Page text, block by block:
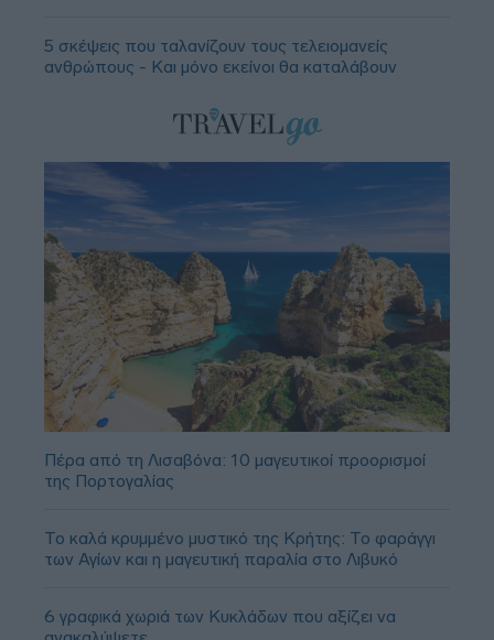
5 σκέψεις που ταλανίζουν τους τελειομανείς
ανθρώπους - Και μόνο εκείνοι θα καταλάβουν
Πέρα από τη Λισαβόνα: 10 μαγευτικοί προορισμοί
της Πορτογαλίας
Το καλά κρυμμένο μυστικό της Κρήτης: Το φαράγγι
των Αγίων και η μαγευτική παραλία στο Λιβυκό
6 γραφικά χωριά των Κυκλάδων που αξίζει να